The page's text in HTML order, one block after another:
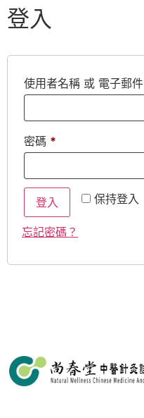
登入
使用者名稱 或 電子郵件
密碼 *
保持登入
登入
忘記密碼？